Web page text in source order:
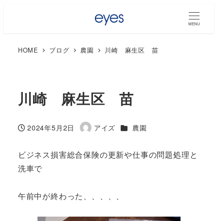
MENU
HOME ブログ 農園 川崎 麻生区 苗
川崎 麻生区 苗
投稿日
2024年5月2日
著
アイズ カテゴリー
農園
ビジネス損害総合保険の更新や仕事の問題処理と
洗車で
午前中が終わった、、、、、